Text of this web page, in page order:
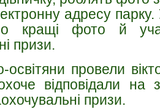
адресу
кращі фото й
призи.
освітяни провели
відповідали
призи.